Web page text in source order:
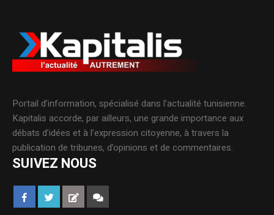
Portail d’information, spécialisé dans l’actualité tunisienne.
Kapitalis accorde, par ailleurs, une grande importance aux
débats d’idées et à l’expression citoyenne, à travers la
publication de tribunes, d’opinions et de commentaires.
SUIVEZ NOUS